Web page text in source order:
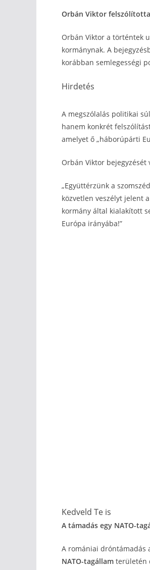
Orbán Viktor
Orbán Viktor a történtek
kormánynak. A
korábban semlegességi
Hirdetés
A megszólalás politikai
hanem konkrét
amelyet ő „háborúpárti
Orbán Viktor
„Együttérzünk a
közvetlen veszélyt jelent
kormány által kialakított
Európa irányába!”
Kedveld Te is
A támadás egy NATO-
A romániai dróntámadás
NATO-tagállam területén